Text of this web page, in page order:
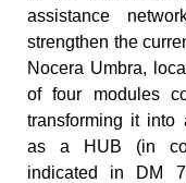
assistance
strengthen the
Nocera Umbra,
of four modules
transforming it into
as a HUB (in
indicated in DM